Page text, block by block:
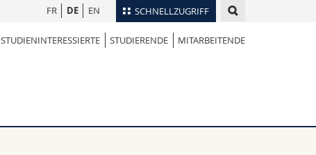
SCHNELLZUGRIFF
Personenverzeichnis
Vorlesungsverzeichnis
FR DE EN
STUDIENINTERESSIERTE STUDIERENDE MITARBEITENDE